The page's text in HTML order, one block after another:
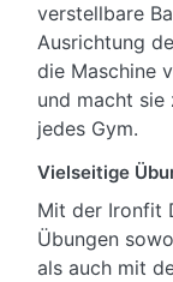
verstellbare
Ausrichtung
die Maschine
und macht sie
jedes Gym.
Vielseitige
Mit der Ironfit
Übungen
als auch mit